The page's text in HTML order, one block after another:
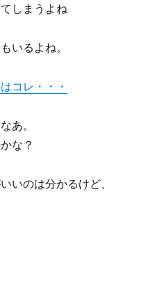
しまうよね
いるよね。
コレ・・・
あ。
な？
いのは分かるけど、